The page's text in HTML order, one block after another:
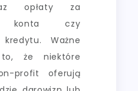
opłaty za
konta czy
kredytu. Ważne
że niektóre
profit oferują